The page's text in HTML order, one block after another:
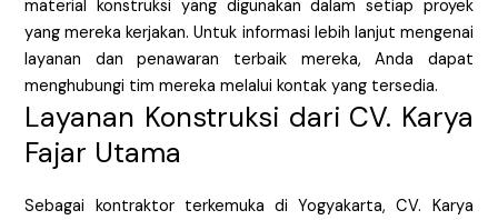
material konstruksi yang digunakan dalam setiap proyek
yang mereka kerjakan. Untuk informasi lebih lanjut mengenai
layanan dan penawaran terbaik mereka, Anda dapat
menghubungi tim mereka melalui kontak yang tersedia.
Layanan Konstruksi dari CV. Karya
Fajar Utama
Sebagai kontraktor terkemuka di Yogyakarta, CV. Karya